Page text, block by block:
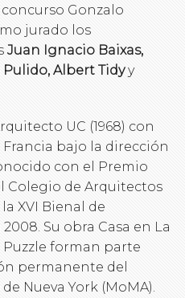
Gonzalo
jurado los
Juan Ignacio Baixas,
Pulido, Albert Tidyy
UC (1968) con
bajo la dirección
con el Premio
Colegio de Arquitectos
XVI Bienal de
Su obra Casa en La
Puzzle forman parte
permanente del
Nueva York (MoMA).